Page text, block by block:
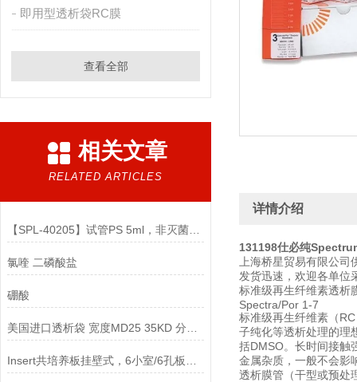
即用型透析袋RC膜
查看全部
相关文章
RELATED ARTICLES
【SPL-40205】试管PS 5ml，非灭菌说明
氯喹 二磷酸盐
硼酸
详情介绍
131198仕必纯
上海桥星贸易有限公
发货迅速，欢迎各单位
标准级再生纤维素透析
Spectra/Por 1-7
标准级再生纤维素（
子纯化等透析处理的理
括DMSO。长时间接触
金属杂质，一般不会影
透析膜管（干型或预处